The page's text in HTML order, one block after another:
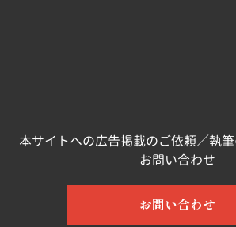
本サイトへの広告掲載のご依頼／執
お問い合わせ
お問い合わせ